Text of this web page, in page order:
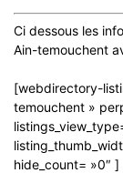
Ci dessous les
Ain-temouchent
[webdirectory-
temouchent »
hide_count= »0″ ]